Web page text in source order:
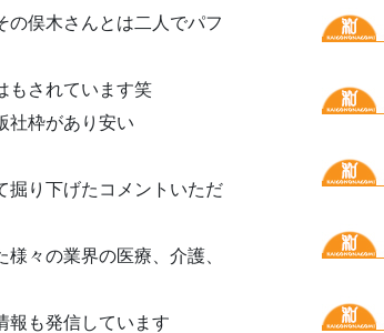
の俣木さんとは二人でパフ
もされています笑
社枠があり安い
掘り下げたコメントいただ
々の業界の医療、介護、
報も発信しています